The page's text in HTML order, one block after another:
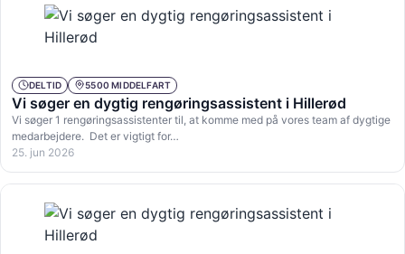
DELTID 5500 MIDDELFART
Vi søger en dygtig rengøringsassistent i Hillerød
Vi søger 1 rengøringsassistenter til, at komme med på vores team af dygtige
medarbejdere. Det er vigtigt for…
25. jun 2026